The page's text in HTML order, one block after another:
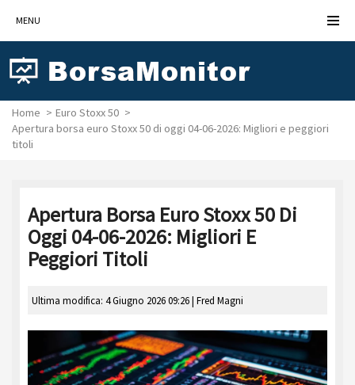
MENU
Home
Euro Stoxx 50
Apertura borsa euro Stoxx 50 di oggi 04-06-2026: Migliori e peggiori
titoli
Apertura Borsa Euro Stoxx 50 Di
Oggi 04-06-2026: Migliori E
Peggiori Titoli
Ultima modifica: 4 Giugno 2026 09:26 | Fred Magni